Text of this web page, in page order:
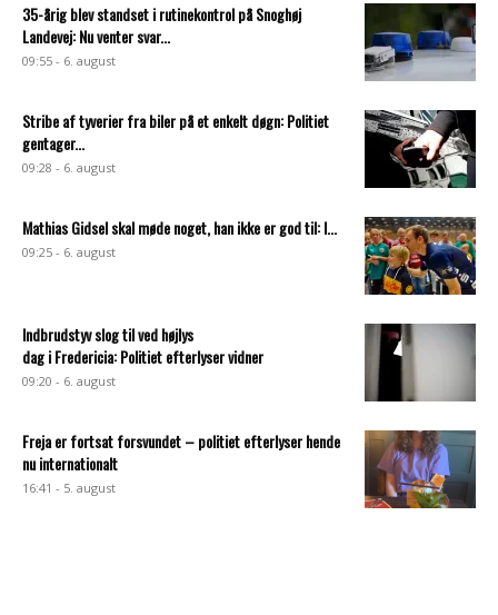
35-årig blev standset i rutinekontrol på Snoghøj
Landevej: Nu venter svar...
09:55 - 6. august
Stribe af tyverier fra biler på et enkelt døgn: Politiet
gentager...
09:28 - 6. august
Mathias Gidsel skal møde noget, han ikke er god til: I...
09:25 - 6. august
Indbrudstyv slog til ved højlys
dag i Fredericia: Politiet efterlyser vidner
09:20 - 6. august
Freja er fortsat forsvundet – politiet efterlyser hende
nu internationalt
16:41 - 5. august